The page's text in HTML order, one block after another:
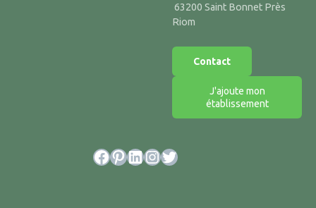
63200 Saint Bonnet Près
Riom
Contact
J'ajoute mon
établissement
Facebook Pinterest LinkedIn InstagramTwitter